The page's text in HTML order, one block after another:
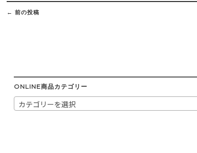
Post
navigation
← 前の投稿
ONLINE商品カテゴリー
カテゴリーを選択